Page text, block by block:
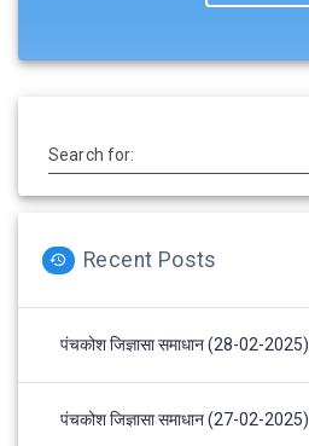
Search for:
Recent Posts
पंचकोश जिज्ञासा समाधान (28-02-2025)
पंचकोश जिज्ञासा समाधान (27-02-2025)